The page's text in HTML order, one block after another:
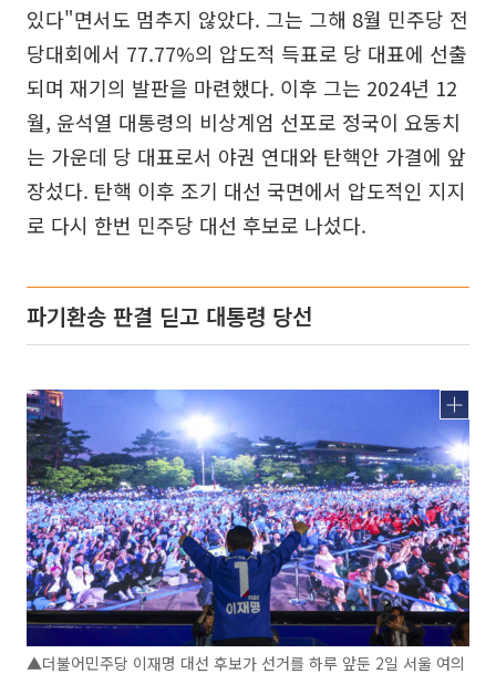
있다"면서도 멈추지 않았다. 그는 그해 8월 민주당 전
당대회에서 77.77%의 압도적 득표로 당 대표에 선출
되며 재기의 발판을 마련했다. 이후 그는 2024년 12
월, 윤석열 대통령의 비상계엄 선포로 정국이 요동치
는 가운데 당 대표로서 야권 연대와 탄핵안 가결에 앞
장섰다. 탄핵 이후 조기 대선 국면에서 압도적인 지지
로 다시 한번 민주당 대선 후보로 나섰다.
파기환송 판결 딛고 대통령 당선
▲더불어민주당 이재명 대선 후보가 선거를 하루 앞둔 2일 서울 여의